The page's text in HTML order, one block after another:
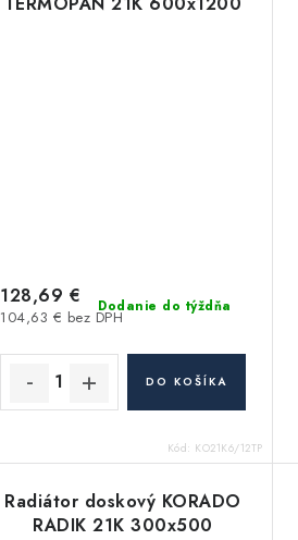
Dodanie do týždňa
104,63 € bez DPH
128,69 €
DO KOŠÍKA
Kód: KO21K6/12TP
Radiátor doskový KORADO
RADIK 21K 300x500